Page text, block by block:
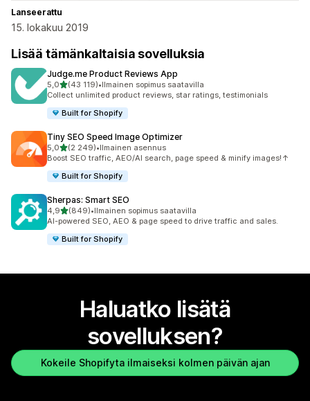
Lanseerattu
15. lokakuu 2019
Lisää tämänkaltaisia sovelluksia
Judge.me Product Reviews App
5,0/ 5 tähteä
(43 119)
43119 arvostelua yhteensä
•Ilmainen sopimus saatavilla
Collect unlimited product reviews, star ratings, testimonials
Built for Shopify
Tiny SEO Speed Image Optimizer
5,0/ 5 tähteä
(2 249)
2249 arvostelua yhteensä
•Ilmainen asennus
Boost SEO traffic, AEO/AI search, page speed & minify images!↑
Built for Shopify
Sherpas: Smart SEO
4,9/ 5 tähteä
(849)
849 arvostelua yhteensä
•Ilmainen sopimus saatavilla
AI-powered SEO, AEO & page speed to drive traffic and sales.
Built for Shopify
Haluatko lisätä
sovelluksen?
Kokeile Shopifyta ilmaiseksi kolmen päivän ajan